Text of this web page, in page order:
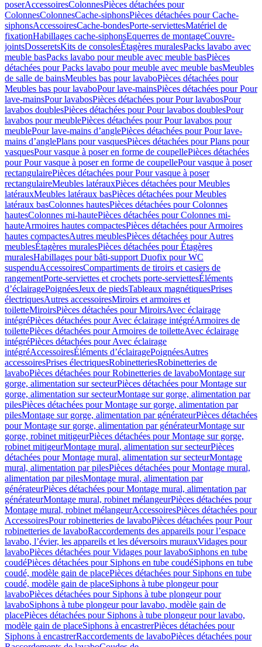
poserAccessoiresColonnesPièces détachées pour
ColonnesColonnesCache-siphonsPièces détachées pour Cache-
siphonsAccessoiresCache-bondesPorte-serviettesMatériel de
fixationHabillages cache-siphonsEquerres de montageCouvre-
jointsDosseretsKits de consolesÉtagères muralesPacks lavabo avec
meuble basPacks lavabo pour meuble avec meuble basPièces
détachées pour Packs lavabo pour meuble avec meuble basMeubles
de salle de bainsMeubles bas pour lavaboPièces détachées pour
Meubles bas pour lavaboPour lave-mainsPièces détachées pour Pour
lave-mainsPour lavabosPièces détachées pour Pour lavabosPour
lavabos doublesPièces détachées pour Pour lavabos doublesPour
lavabos pour meublePièces détachées pour Pour lavabos pour
meublePour lave-mains d’anglePièces détachées pour Pour lave-
mains d’anglePlans pour vasquesPièces détachées pour Plans pour
vasquesPour vasque à poser en forme de coupellePièces détachées
pour Pour vasque à poser en forme de coupellePour vasque à poser
rectangulairePièces détachées pour Pour vasque à poser
rectangulaireMeubles latérauxPièces détachées pour Meubles
latérauxMeubles latéraux basPièces détachées pour Meubles
latéraux basColonnes hautesPièces détachées pour Colonnes
hautesColonnes mi-hautePièces détachées pour Colonnes mi-
hauteArmoires hautes compactesPièces détachées pour Armoires
hautes compactesAutres meublesPièces détachées pour Autres
meublesÉtagères muralesPièces détachées pour Étagères
muralesHabillages pour bâti-support Duofix pour WC
suspenduAccessoiresCompartiments de tiroirs et casiers de
rangementPorte-serviettes et crochets porte-serviettesÉléments
d’éclairagePoignéesJeux de piedsTableaux magnétiquesPrises
électriquesAutres accessoiresMiroirs et armoires et
toiletteMiroirsPièces détachées pour MiroirsAvec éclairage
intégréPièces détachées pour Avec éclairage intégréArmoires de
toilettePièces détachées pour Armoires de toiletteAvec éclairage
intégréPièces détachées pour Avec éclairage
intégréAccessoiresÉléments d’éclairagePoignéesAutres
accessoiresPrises électriquesRobinetteriesRobinetteries de
lavaboPièces détachées pour Robinetteries de lavaboMontage sur
gorge, alimentation sur secteurPièces détachées pour Montage sur
gorge, alimentation sur secteurMontage sur gorge, alimentation par
pilesPièces détachées pour Montage sur gorge, alimentation par
pilesMontage sur gorge, alimentation par générateurPièces détachées
pour Montage sur gorge, alimentation par générateurMontage sur
gorge, robinet mitigeurPièces détachées pour Montage sur gorge,
robinet mitigeurMontage mural, alimentation sur secteurPièces
détachées pour Montage mural, alimentation sur secteurMontage
mural, alimentation par pilesPièces détachées pour Montage mural,
alimentation par pilesMontage mural, alimentation par
générateurPièces détachées pour Montage mural, alimentation par
générateurMontage mural, robinet mélangeurPièces détachées pour
Montage mural, robinet mélangeurAccessoiresPièces détachées pour
AccessoiresPour robinetteries de lavaboPièces détachées pour Pour
robinetteries de lavaboRaccordements des appareils pour l’espace
lavabo, l’évier, les appareils et les déversoirs murauxVidages pour
lavaboPièces détachées pour Vidages pour lavaboSiphons en tube
coudéPièces détachées pour Siphons en tube coudéSiphons en tube
coudé, modèle gain de placePièces détachées pour Siphons en tube
coudé, modèle gain de placeSiphons à tube plongeur pour
lavaboPièces détachées pour Siphons à tube plongeur pour
lavaboSiphons à tube plongeur pour lavabo, modèle gain de
placePièces détachées pour Siphons à tube plongeur pour lavabo,
modèle gain de placeSiphons à encastrerPièces détachées pour
Siphons à encastrerRaccordements de lavaboPièces détachées pour